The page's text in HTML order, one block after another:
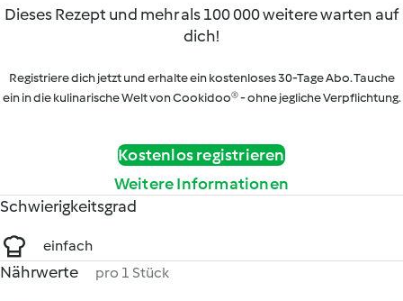
Dieses Rezept und mehr als 100 000 weitere warten auf
dich!
Registriere dich jetzt und erhalte ein kostenloses 30-Tage Abo. Tauche
ein in die kulinarische Welt von Cookidoo® - ohne jegliche Verpflichtung.
Kostenlos registrieren
Weitere Informationen
Schwierigkeitsgrad
einfach
Nährwerte pro 1 Stück